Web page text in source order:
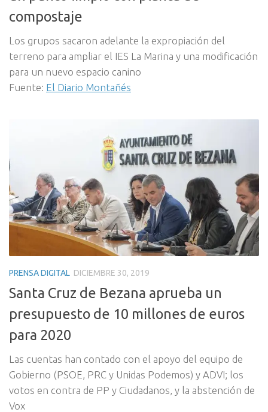
compostaje
Los grupos sacaron adelante la expropiación del
terreno para ampliar el IES La Marina y una modificación
para un nuevo espacio canino
Fuente: El Diario Montañés
PRENSA DIGITAL DICIEMBRE 30, 2019
Santa Cruz de Bezana aprueba un
presupuesto de 10 millones de euros
para 2020
Las cuentas han contado con el apoyo del equipo de
Gobierno (PSOE, PRC y Unidas Podemos) y ADVI; los
votos en contra de PP y Ciudadanos, y la abstención de
Vox